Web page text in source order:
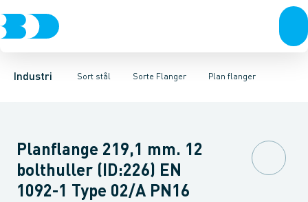
Industri Sort stål
VentilerRustfrit stål Sort stålGalvaniseret stålPlast
Sorte Flanger
Sorte rør Sorte gevindfittingsSorte svejse fittingsSorte
Plan flanger
GevindflangerPlan flangerSvejseflanger m. kraveFlanger
Planflange 219,1 mm. 12
bolthuller (ID:226) EN
1092-1 Type 02/A PN16